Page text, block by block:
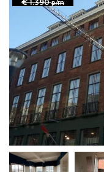
€ 1.390p/m